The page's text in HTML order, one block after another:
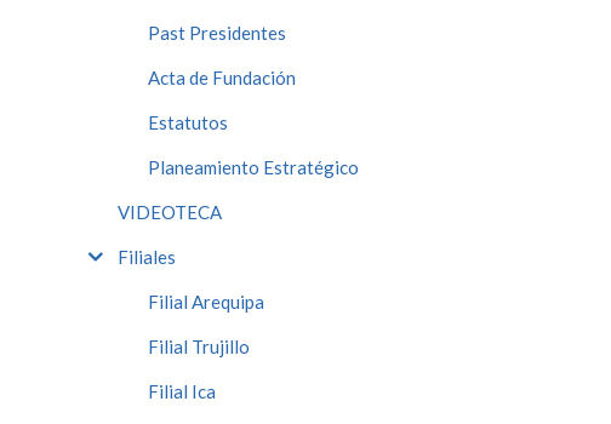
Past Presidentes
Acta de Fundación
Estatutos
Planeamiento Estratégico
VIDEOTECA
Filiales
Filial Arequipa
Filial Trujillo
Filial Ica